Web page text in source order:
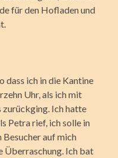
für den Hofladen und
dass ich in die Kantine
Uhr, als ich mit
zurückging. Ich hatte
Petra rief, ich solle in
Besucher auf mich
Überraschung. Ich bat